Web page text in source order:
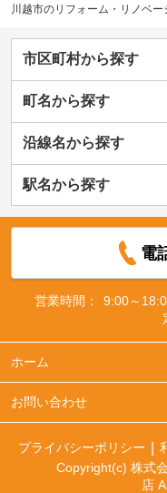
川越市のリフォーム・リノベー
市区町村から探す
町名から探す
沿線名から探す
駅名から探す
電
営業時間：
9:00～
ホーム
お問い合わせ
プライバシーポリシー
Copyright(c) 株式
店